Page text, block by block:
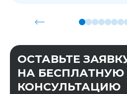
ОСТАВЬТЕ
НА БЕСПЛАТНУЮ
КОНСУЛЬТАЦИЮ